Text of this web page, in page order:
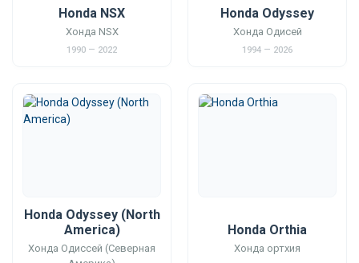
Honda NSX
Хонда NSX
1990 — 2022
Honda Odyssey
Хонда Одисей
1994 — 2026
Honda Odyssey (North
America)
Хонда Одиссей (Северная
Honda Orthia
Хонда ортхия